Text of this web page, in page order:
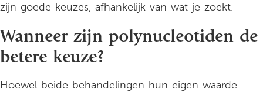
zijn goede keuzes, afhankelijk van wat je zoekt.
Wanneer zijn polynucleotiden de
betere keuze?
Hoewel beide behandelingen hun eigen waarde